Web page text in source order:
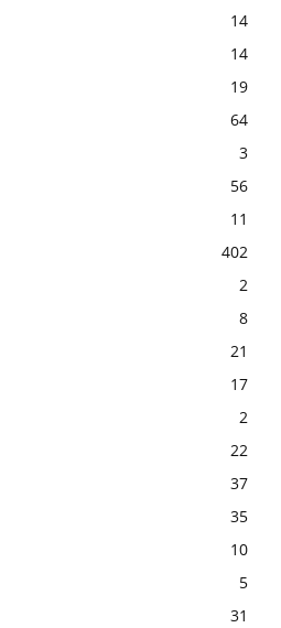
14
14
19
64
3
56
11
402
2
8
21
17
2
22
37
35
10
5
31